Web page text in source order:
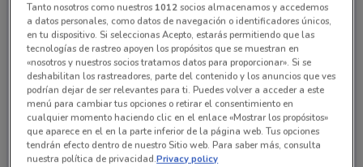
Tanto nosotros como nuestros 1012socios almacenamos y accedemos
a datos personales, como datos de navegación o identificadores únicos,
en tu dispositivo. Si seleccionas Acepto, estarás permitiendo que las
tecnologías de rastreo apoyen los propósitos que se muestran en
«nosotros y nuestros socios tratamos datos para proporcionar». Si se
deshabilitan los rastreadores, parte del contenido y los anuncios que ves
podrían dejar de ser relevantes para ti. Puedes volver a acceder a este
menú para cambiar tus opciones o retirar el consentimiento en
cualquier momento haciendo clic en el enlace «Mostrar los propósitos»
que aparece en el en la parte inferior de la página web. Tus opciones
tendrán efecto dentro de nuestro Sitio web. Para saber más, consulta
nuestra política de privacidad.Privacy policy